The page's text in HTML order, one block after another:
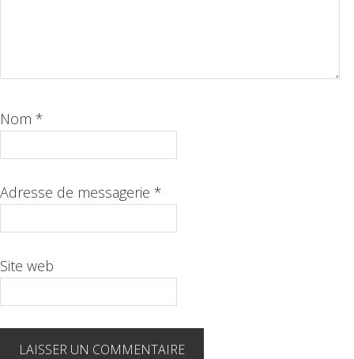
Nom *
Adresse de messagerie *
Site web